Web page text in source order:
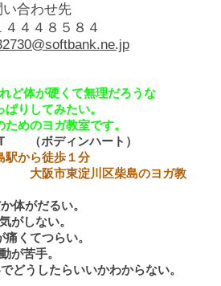
い合わせ先
４４４８５８４
ど体が硬くて無理だろうな
りしてみたい。
めのヨガ教室です。
（ボディンハート）
駅から徒歩１分
区柴島のヨガ教
体がだるい。
がしない。
痛くてつらい。
が苦手。
どうしたらいいかわからない。